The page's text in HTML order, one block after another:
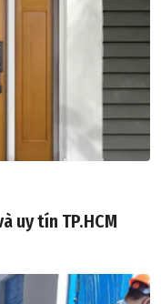
uy tín TP.HCM